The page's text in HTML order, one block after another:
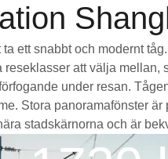
ett snabbt och modernt
att välja
under resan.
Stora panoramafönster
stadskärnorna och är